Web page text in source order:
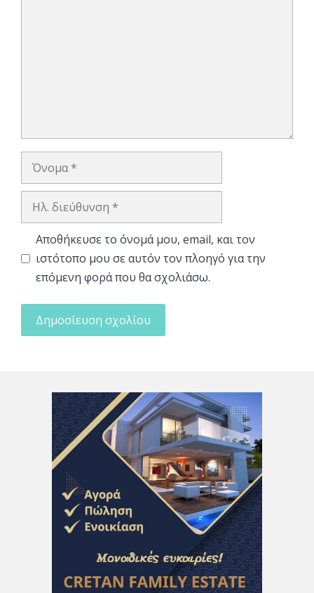
Όνομα
Ηλ.
Αποθήκευσε το όνομά μου, email, και τον
ιστότοπο μου σε αυτόν τον πλοηγό για την
επόμενη φορά που θα σχολιάσω.